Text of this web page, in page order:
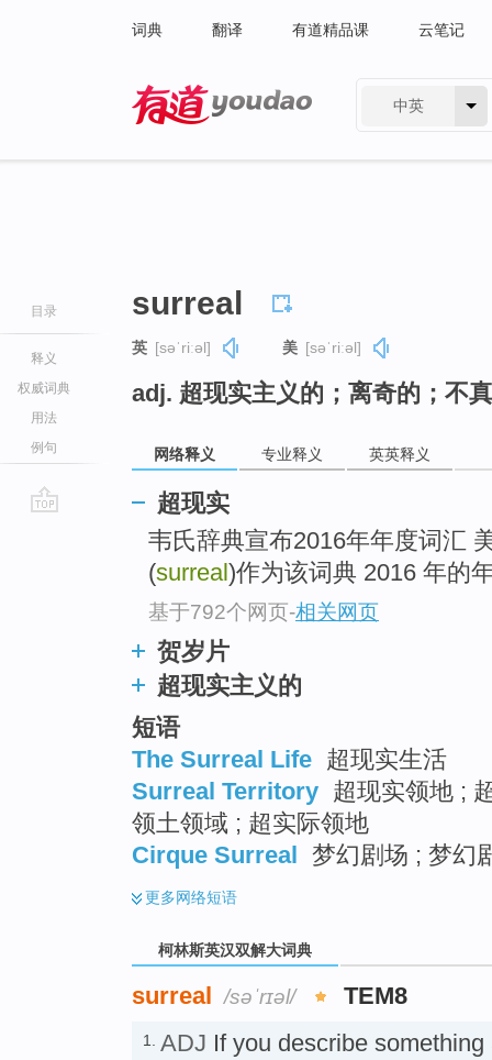
词典 翻译 有道精品课 云笔记
中英
目录
释义
权威词典
用法
例句
surreal
英 [səˈriːəl] 美 [səˈriːəl]
adj. 超现实主义的；离奇的；不
网络释义 专业释义 英英释义
超现实
韦氏辞典宣布2016年年度词汇
(surreal)作为该词典 2016 年的
基于792个网页-相关网页
贺岁片
超现实主义的
短语
The Surreal Life 超现实生活
Surreal Territory 超现实领地 ;
领土领域 ; 超实际领地
Cirque Surreal
梦幻剧场 ; 梦幻
更多网络短语
柯林斯英汉双解大词典
surreal /səˈrɪəl/ TEM8
1. ADJ If you describe